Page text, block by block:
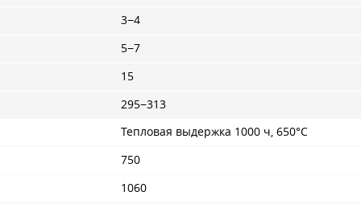
3−4
5−7
15
295−313
Тепловая выдержка 1000 ч, 650°С
750
1060